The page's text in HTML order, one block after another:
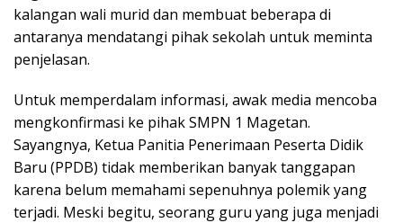
kalangan wali murid dan membuat beberapa di
antaranya mendatangi pihak sekolah untuk meminta
penjelasan.
Untuk memperdalam informasi, awak media mencoba
mengkonfirmasi ke pihak SMPN 1 Magetan.
Sayangnya, Ketua Panitia Penerimaan Peserta Didik
Baru (PPDB) tidak memberikan banyak tanggapan
karena belum memahami sepenuhnya polemik yang
terjadi. Meski begitu, seorang guru yang juga menjadi